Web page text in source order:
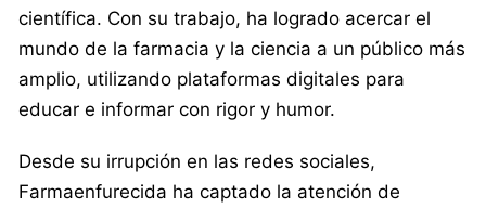
científica. Con su trabajo, ha logrado acercar el
mundo de la farmacia y la ciencia a un público más
amplio, utilizando plataformas digitales para
educar e informar con rigor y humor.
Desde su irrupción en las redes sociales,
Farmaenfurecida ha captado la atención de